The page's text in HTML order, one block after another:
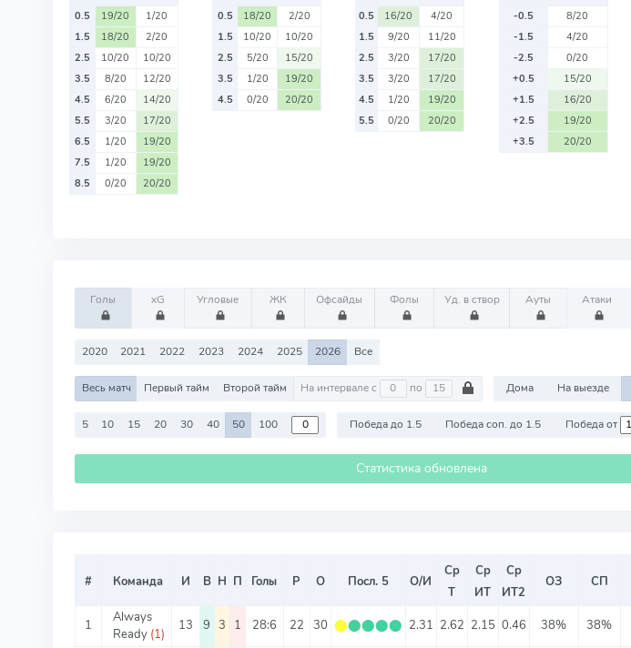
0.5
19/20
1/20
1.5
18/20
2/20
2.5
10/20
10/20
3.5
8/20
12/20
4.5
6/20
14/20
5.5
3/20
17/20
6.5
1/20
19/20
7.5
1/20
19/20
8.5
0/20 20/20
0.5
18/20
2/20
1.5
10/20
10/20
2.5
5/20
15/20
3.5
1/20
19/20
4.5
0/20 20/20
0.5
16/20
4/20
1.5
9/20
11/20
2.5
3/20
17/20
3.5
3/20
17/20
4.5
1/20
19/20
5.5
0/20 20/20
-0.5
8/20
-1.5
4/20
-2.5
0/20
+0.5
15/20
+1.5
16/20
+2.5
19/20
+3.5
20/20
Голы xG Угловые ЖК Офсайды Фолы Уд. в створ Ауты Атаки
2020 2021 2022 2023 2024 2025 2026 Все
Весь матч Первый тайм Второй тайм На интервале с по Дома На выезде
5 10 15 20 30 40 50 100 Победа до 1.5 Победа соп. до 1.5 Победа от
Статистика обновлена
# Команда И В Н П Голы Р О Посл. 5 О/И
Ср
Т
Ср
ИТ
Ср
ИТ2
ОЗ СП
1
Always
Ready (1)
13 9 3 1 28:6 22 30 ⬤⬤⬤⬤⬤ 2.31 2.62 2.15 0.46 38% 38%